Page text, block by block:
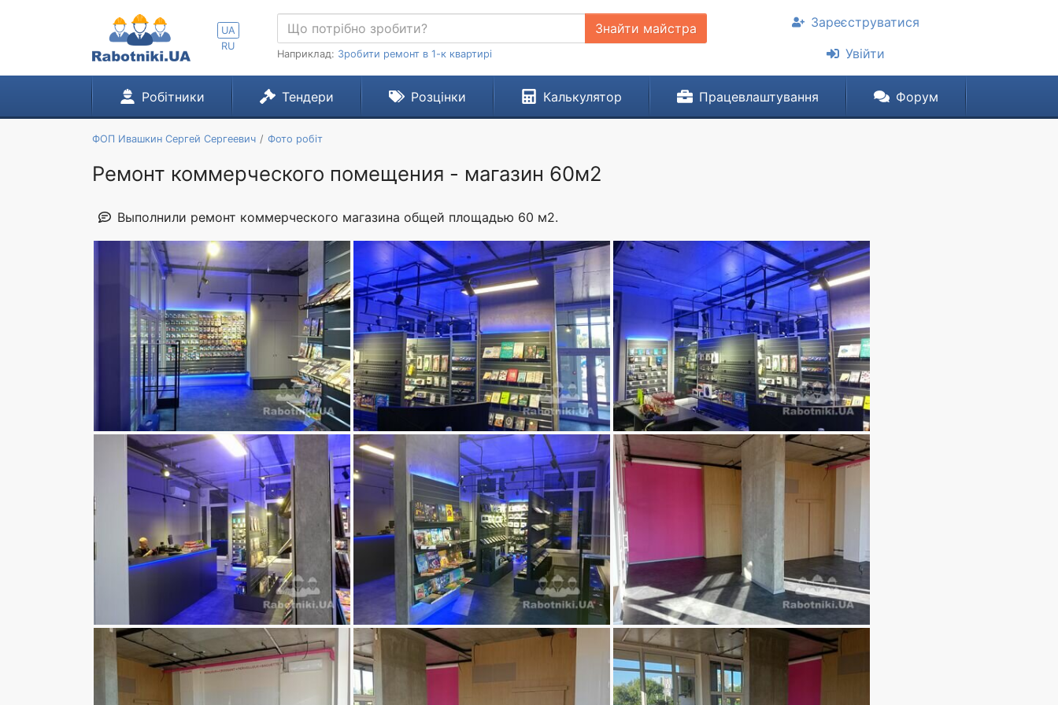
UA
RU
Знайти майстра
Наприклад: Зробити ремонт в 1-к квартирі
Зареєструватися
Увійти
Робітники Тендери Розцінки Калькулятор Працевлаштування Форум
ФОП Ивашкин Сергей Сергеевич Фото робіт
Ремонт коммерческого помещения - магазин 60м2
Выполнили ремонт коммерческого магазина общей площадью 60 м2.